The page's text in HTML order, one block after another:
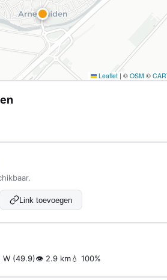
Leaflet | © OSM ©
Link toevoegen
W (49.9)👁 2.9 km💧 100%